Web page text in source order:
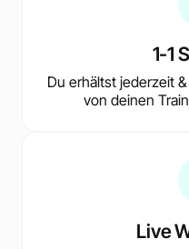
1-1
Du erhältst jederzeit
von deinen
Live